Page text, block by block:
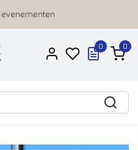
0 0